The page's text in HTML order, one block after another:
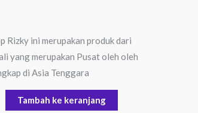
Rizky ini merupakan produk dari
yang merupakan Pusat oleh oleh
di Asia Tenggara
Tambah ke keranjang